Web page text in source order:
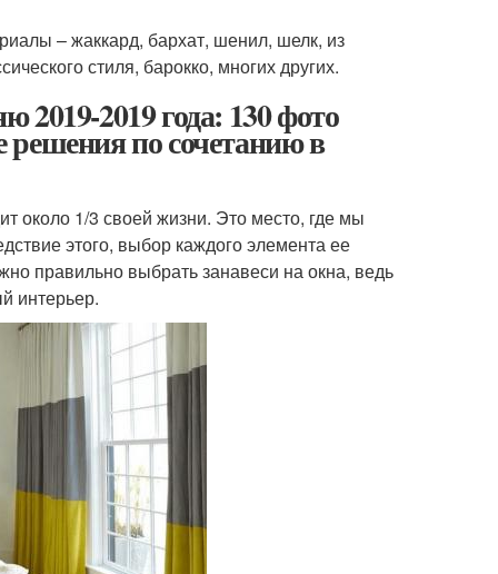
– жаккард, бархат, шенил, шелк, из
стиля, барокко, многих других.
2019 года: 130 фото
по сочетанию в
около 1/3 своей жизни. Это место, где мы
этого, выбор каждого элемента ее
правильно выбрать занавеси на окна, ведь
интерьер.